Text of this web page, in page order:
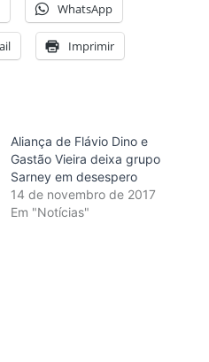
WhatsApp
Imprimir
Aliança de Flávio Dino e
Gastão Vieira deixa grupo
Sarney em desespero
14 de novembro de 2017
Em "Notícias"